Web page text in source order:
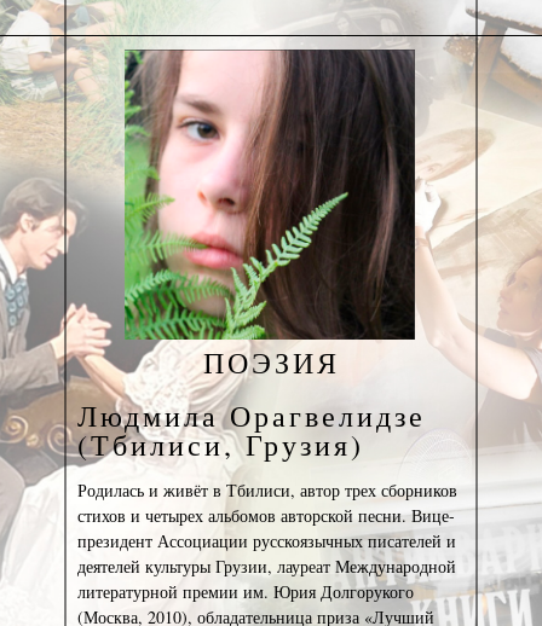
Людмила Орагвелидзе
(Тбилиси, Грузия)
Родилась и живёт в Тбилиси, автор трех сборников
стихов и четырех альбомов авторской песни. Вице-
президент Ассоциации русскоязычных писателей и
деятелей культуры Грузии, лауреат Международной
литературной премии им. Юрия Долгорукого
(Москва, 2010), обладательница приза «Лучший
ПОЭЗИЯ